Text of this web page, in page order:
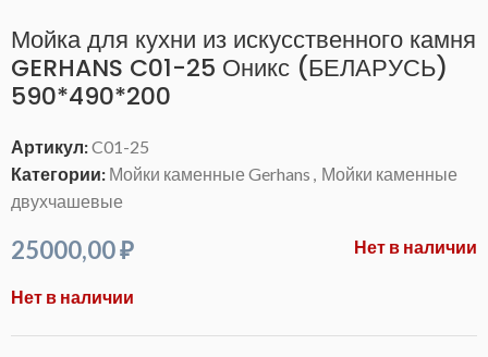
Мойка для кухни из искусственного камня
GERHANS C01-25 Оникс (БЕЛАРУСЬ)
590*490*200
Артикул:C01-25
Категории: Мойки каменные Gerhans , Мойки каменные
двухчашевые
25000,00₽ Нет в наличии
Нет в наличии